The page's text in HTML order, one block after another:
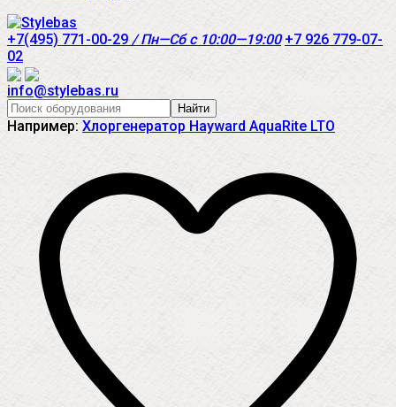
+7(495) 771-00-29 / Пн—Сб с 10:00—19:00 +7 926 779-07-
02
info@stylebas.ru
Найти
Например: Хлоргенератор Hayward AquaRite LTO